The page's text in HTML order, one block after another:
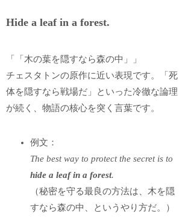
Hide a leaf in a forest.
「「木の葉を隠すなら森の中」」
チェスタトンの原作に近い表現です。「死
体を隠すなら戦場だ」といった冷徹な論理
が続く、物語の核心を突く言葉です。
例文：
The best way to protect the secret is to
hide a leaf in a forest.
（秘密を守る最良の方法は、木を隠
すなら森の中、というやり方だ。）